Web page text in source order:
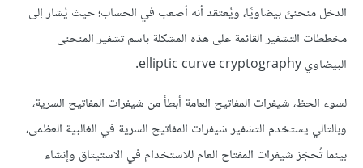
الدخل منحنىً بيضاويًا، ويُعتقد أنه أصعب في الحساب؛ حيث يُشار إلى
مخططات التشفير القائمة على هذه المشكلة باسم تشفير المنحنى
البيضاوي elliptic curve cryptography.
لسوء الحظ، شيفرات المفاتيح العامة أبطأ من شيفرات المفاتيح السرية،
وبالتالي يستخدم التشفير شيفرات المفاتيح السرية في الغالبية العظمى،
بينما تُحجَز شيفرات المفتاح العام للاستخدام في الاستيثاق وإنشاء